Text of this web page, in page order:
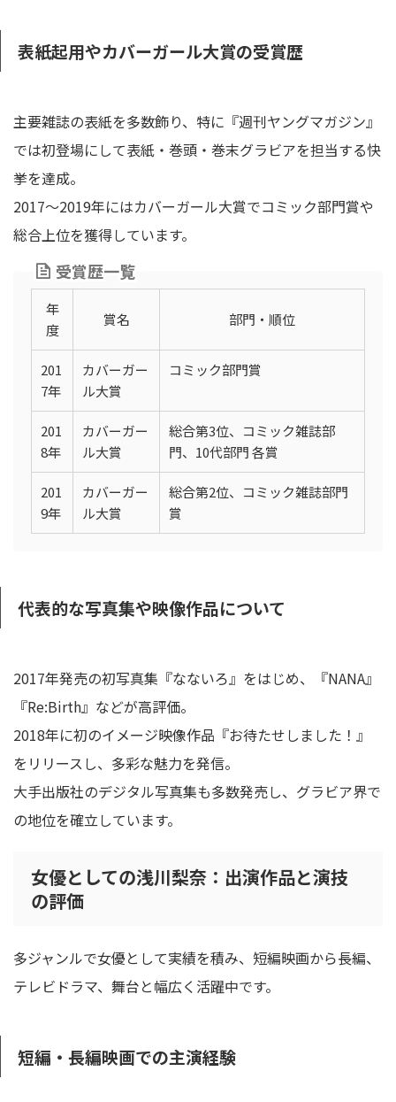
表紙起用やカバーガール大賞の受賞歴
主要雑誌の表紙を多数飾り、特に『週刊ヤングマガジン』
では初登場にして表紙・巻頭・巻末グラビアを担当する快
挙を達成。
2017～2019年にはカバーガール大賞でコミック部門賞や
総合上位を獲得しています。
受賞歴一覧
年
度
賞名 部門・順位
201
7年
カバーガー
ル大賞
コミック部門賞
201
8年
カバーガー
ル大賞
総合第3位、コミック雑誌部
門、10代部門 各賞
201
9年
カバーガー
ル大賞
総合第2位、コミック雑誌部門
賞
代表的な写真集や映像作品について
2017年発売の初写真集『なないろ』をはじめ、『NANA』
『Re:Birth』などが高評価。
2018年に初のイメージ映像作品『お待たせしました！』
をリリースし、多彩な魅力を発信。
大手出版社のデジタル写真集も多数発売し、グラビア界で
の地位を確立しています。
女優としての浅川梨奈：出演作品と演技
の評価
多ジャンルで女優として実績を積み、短編映画から長編、
テレビドラマ、舞台と幅広く活躍中です。
短編・長編映画での主演経験